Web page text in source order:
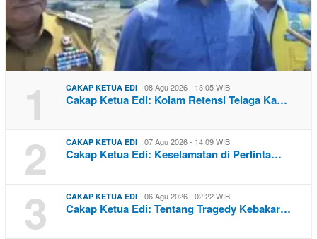
1 CAKAP KETUA EDI 08 Agu 2026 - 13:05 WIB
Cakap Ketua Edi: Kolam Retensi Telaga Ka…
2 CAKAP KETUA EDI 07 Agu 2026 - 14:09 WIB
Cakap Ketua Edi: Keselamatan di Perlinta…
3 CAKAP KETUA EDI 06 Agu 2026 - 02:22 WIB
Cakap Ketua Edi: Tentang Tragedy Kebakar…